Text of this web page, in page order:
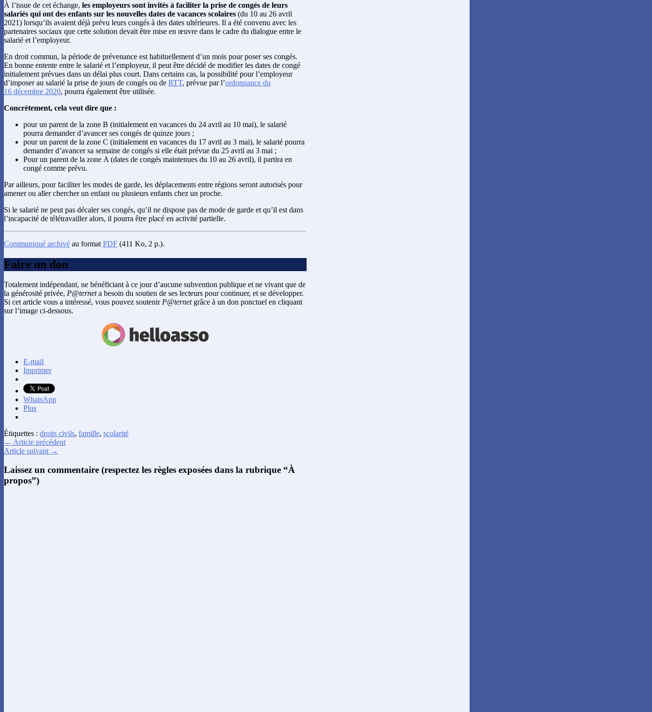
À l’issue de cet échange, les employeurs sont invités à faciliter la prise de congés de leurs
salariés qui ont des enfants sur les nouvelles dates de vacances scolaires (du 10 au 26 avril
2021) lorsqu’ils avaient déjà prévu leurs congés à des dates ultérieures. Il a été convenu avec les
partenaires sociaux que cette solution devait être mise en œuvre dans le cadre du dialogue entre le
salarié et l’employeur.
En droit commun, la période de prévenance est habituellement d’un mois pour poser ses congés.
En bonne entente entre le salarié et l’employeur, il peut être décidé de modifier les dates de congé
initialement prévues dans un délai plus court. Dans certains cas, la possibilité pour l’employeur
d’imposer au salarié la prise de jours de congés ou de RTT, prévue par l’ordonnance du
16 décembre 2020, pourra également être utilisée.
Concrètement, cela veut dire que :
pour un parent de la zone B (initialement en vacances du 24 avril au 10 mai), le salarié
pourra demander d’avancer ses congés de quinze jours ;
pour un parent de la zone C (initialement en vacances du 17 avril au 3 mai), le salarié pourra
demander d’avancer sa semaine de congés si elle était prévue du 25 avril au 3 mai ;
Pour un parent de la zone A (dates de congés maintenues du 10 au 26 avril), il partira en
congé comme prévu.
Par ailleurs, pour faciliter les modes de garde, les déplacements entre régions seront autorisés pour
amener ou aller chercher un enfant ou plusieurs enfants chez un proche.
Si le salarié ne peut pas décaler ses congés, qu’il ne dispose pas de mode de garde et qu’il est dans
l’incapacité de télétravailler alors, il pourra être placé en activité partielle.
Communiqué archivé au format PDF (411 Ko, 2 p.).
Faire un don
Totalement indépendant, ne bénéficiant à ce jour d’aucune subvention publique et ne vivant que de
la générosité privée, P@terneta besoin du soutien de ses lecteurs pour continuer, et se développer.
Si cet article vous a intéressé, vous pouvez soutenirP@ternetgrâce à un don ponctuel en cliquant
sur l’image ci-dessous.
E-mail
Imprimer
WhatsApp
Plus
Étiquettes : droits civils, famille, scolarité
← Article précédent
Article suivant →
Laissez un commentaire (respectez les règles exposées dans la rubrique “À
propos”)